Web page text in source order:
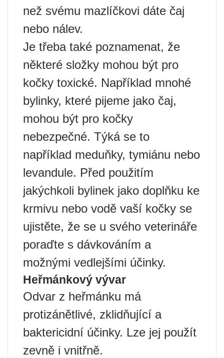
než svému mazlíčkovi dáte čaj
nebo nálev.
Je třeba také poznamenat, že
některé složky mohou být pro
kočky toxické. Například mnohé
bylinky, které pijeme jako čaj,
mohou být pro kočky
nebezpečné. Týká se to
například meduňky, tymiánu nebo
levandule. Před použitím
jakýchkoli bylinek jako doplňku ke
krmivu nebo vodě vaší kočky se
ujistěte, že se u svého veterináře
poraďte s dávkováním a
možnými vedlejšími účinky.
Heřmánkový vývar
Odvar z heřmánku má
protizánětlivé, zklidňující a
baktericidní účinky. Lze jej použít
zevně i vnitřně.